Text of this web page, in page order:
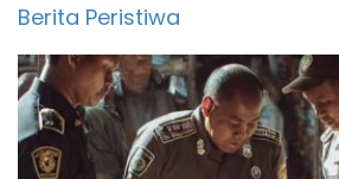
Berita Peristiwa